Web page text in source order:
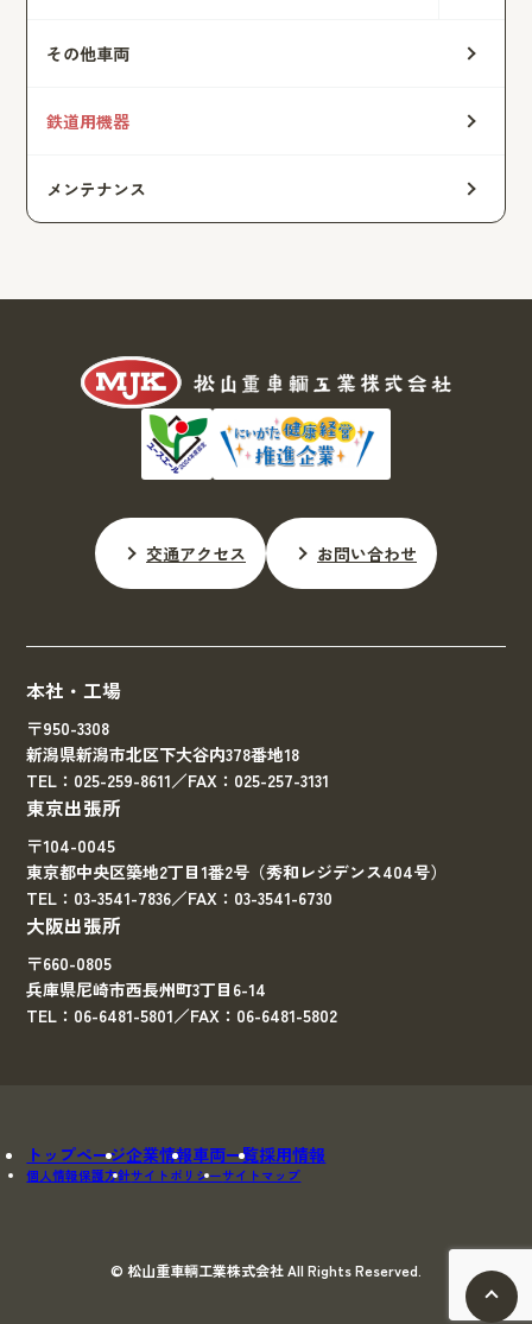
その他車両
鉄道用機器
メンテナンス
交通アクセス お問い合わせ
本社・工場
〒950-3308
新潟県新潟市北区下大谷内378番地18
TEL：025-259-8611／FAX：025-257-3131
東京出張所
〒104-0045
東京都中央区築地2丁目1番2号（秀和レジデンス404号）
TEL：03-3541-7836／FAX：03-3541-6730
大阪出張所
〒660-0805
兵庫県尼崎市西長州町3丁目6-14
TEL：06-6481-5801／FAX：06-6481-5802
トップページ企業情報車両一覧採用情報
個人情報保護方針サイトポリシーサイトマップ
© 松山重車輌工業株式会社 All Rights Reserved.